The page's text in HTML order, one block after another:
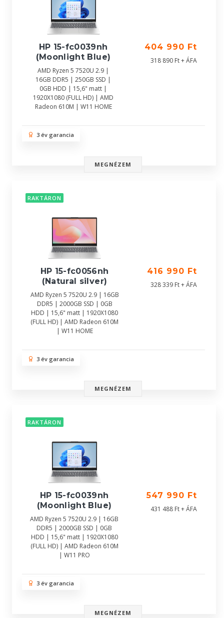
HP 15-fc0039nh
(Moonlight Blue)
AMD Ryzen 5 7520U 2.9 |
16GB DDR5 | 250GB SSD |
0GB HDD | 15,6" matt |
1920X1080 (FULL HD) | AMD
Radeon 610M | W11 HOME
404 990 Ft
318 890 Ft + ÁFA
3 év garancia
MEGNÉZEM
RAKTÁRON
HP 15-fc0056nh
(Natural silver)
AMD Ryzen 5 7520U 2.9 | 16GB
DDR5 | 2000GB SSD | 0GB
HDD | 15,6" matt | 1920X1080
(FULL HD) | AMD Radeon 610M
| W11 HOME
416 990 Ft
328 339 Ft + ÁFA
3 év garancia
MEGNÉZEM
RAKTÁRON
HP 15-fc0039nh
(Moonlight Blue)
AMD Ryzen 5 7520U 2.9 | 16GB
DDR5 | 2000GB SSD | 0GB
HDD | 15,6" matt | 1920X1080
(FULL HD) | AMD Radeon 610M
| W11 PRO
547 990 Ft
431 488 Ft + ÁFA
3 év garancia
MEGNÉZEM